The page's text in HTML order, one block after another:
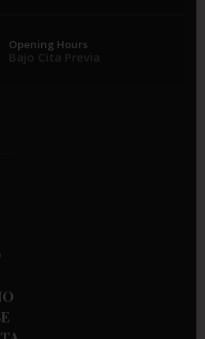
Opening Hours
Bajo Cita Previa